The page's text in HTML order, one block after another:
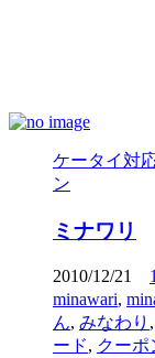
ケータイ対
ン
ミナワリ
2010/12/21
minawari,
ん, みなわり ,
ード, クーポ